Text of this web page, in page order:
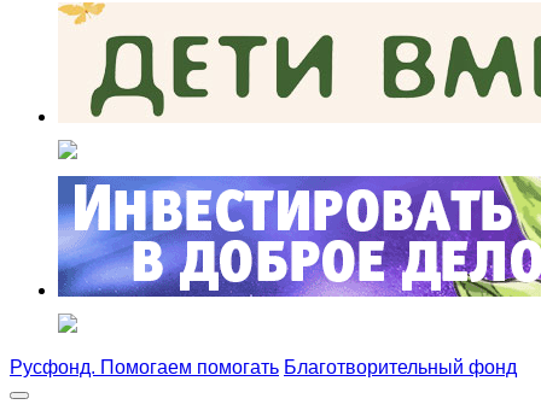
Русфонд. Помогаем помогать Благотворительный фонд